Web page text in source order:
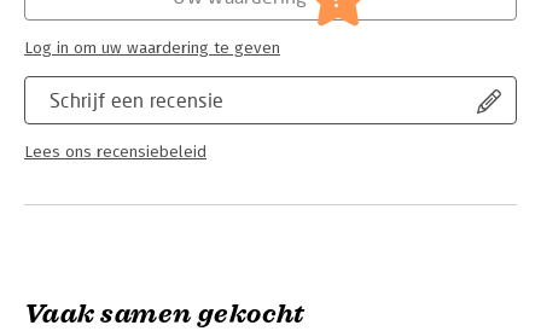
Schrijf een recensie
Lees ons recensiebeleid
Log in om uw waardering te geven
Vaak samen gekocht